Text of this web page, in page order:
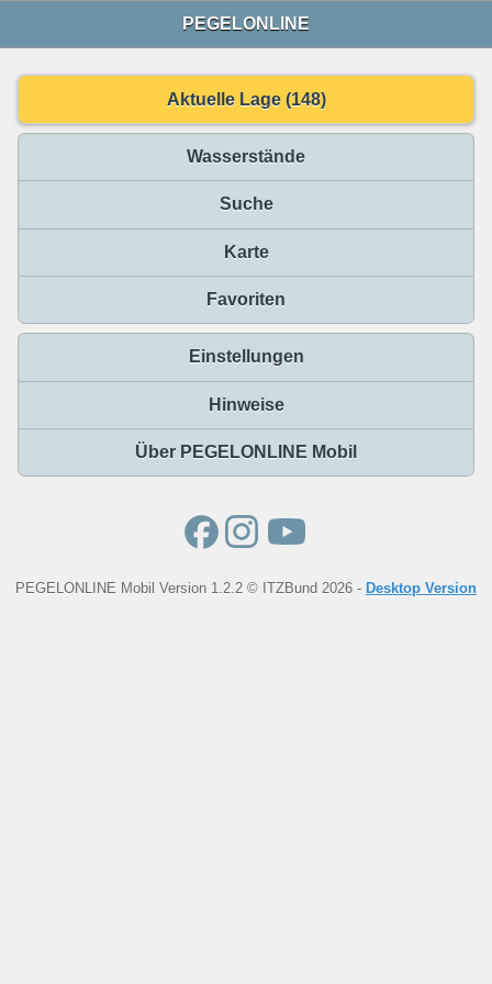
PEGELONLINE
Aktuelle Lage (148)
Wasserstände
Suche
Karte
Favoriten
Einstellungen
Hinweise
Über PEGELONLINE Mobil
PEGELONLINE Mobil Version 1.2.2 © ITZBund 2026 - Desktop Version